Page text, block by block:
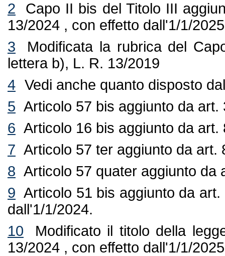
2
Capo II bis del Titolo III
13/2024 , con effetto dall'1/1/
3
Modificata la rubrica del
lettera b), L. R. 13/2019
4 Vedi anche quanto disposto
5 Articolo 57 bis aggiunto da
6 Articolo 16 bis aggiunto da
7 Articolo 57 ter aggiunto da art.
8 Articolo 57 quater aggiunto da
9 Articolo 51 bis aggiunto da
dall'1/1/2024.
10
Modificato il titolo della
13/2024 , con effetto dall'1/1/